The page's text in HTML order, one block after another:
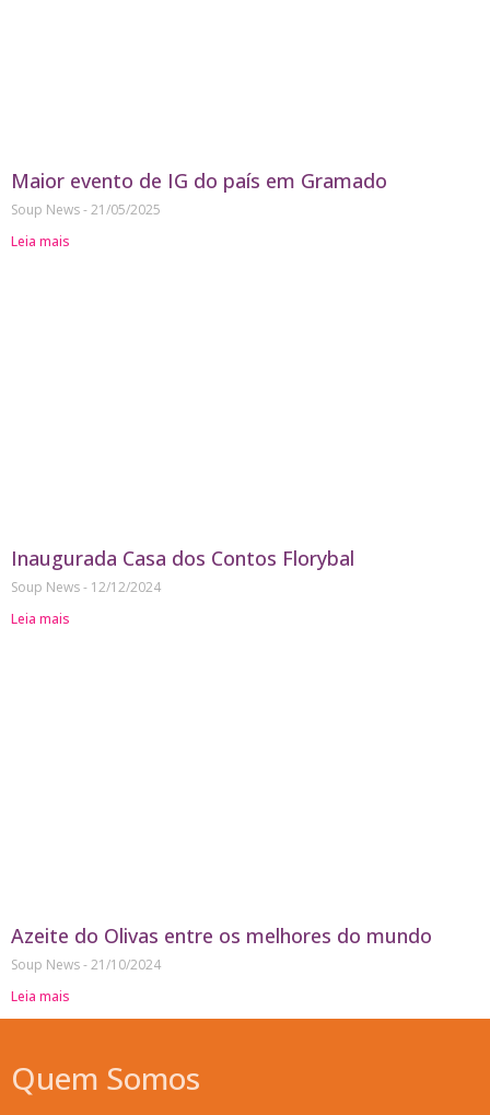
Maior evento de IG do país em Gramado
Soup News 21/05/2025
Leia mais
Inaugurada Casa dos Contos Florybal
Soup News
12/12/2024
Leia mais
Azeite do Olivas entre os melhores do mundo
Soup News 21/10/2024
Leia mais
Quem Somos